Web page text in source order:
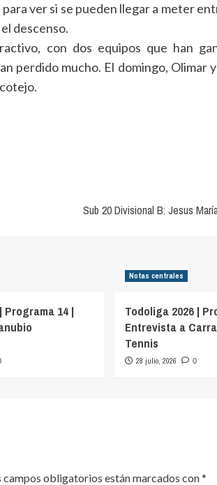
ver si se pueden llegar a meter
descenso.
con dos equipos que han
perdido mucho. El domingo, Olimar y
Sub 20 Divisional B: Jesus
Programa 14 |
Notas centrales
Todoliga 2026 |
Entrevista a
Tennis
28 julio, 2026 0
campos obligatorios están marcados con*